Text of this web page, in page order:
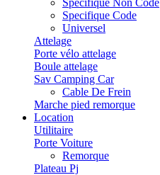
Specifique Non Code
Specifique Code
Universel
Attelage
Porte vélo attelage
Boule attelage
Sav Camping Car
Cable De Frein
Marche pied remorque
Location
Utilitaire
Porte Voiture
Remorque
Plateau Pj